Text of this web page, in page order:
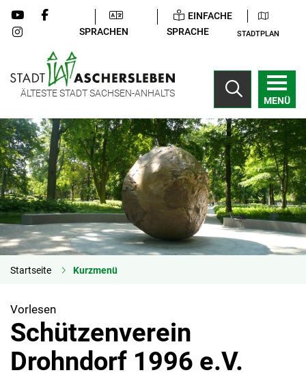
SPRACHEN
EINFACHE
SPRACHE
STADTPLAN
ÄLTESTE STADT SACHSEN-ANHALTS
MENÜ
Startseite Kurzmenü
Vorlesen
Schützenverein
Drohndorf 1996 e.V.